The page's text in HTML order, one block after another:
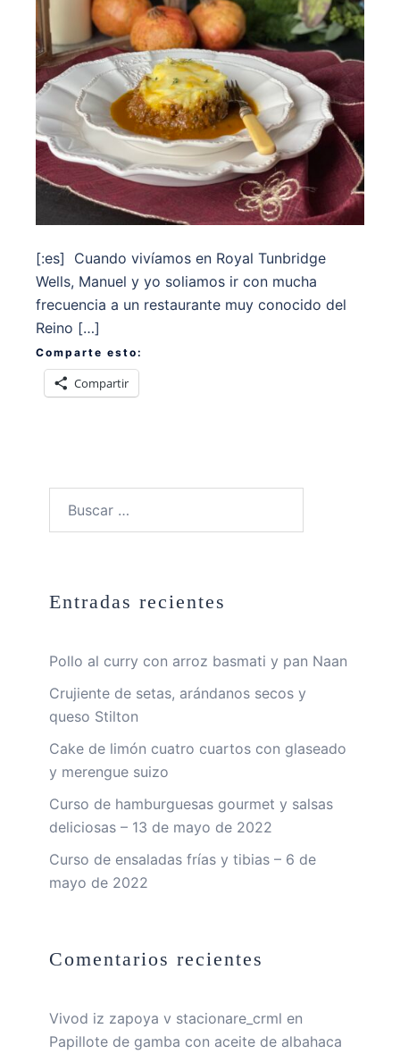
[:es] Cuando vivíamos en Royal Tunbridge
Wells, Manuel y yo soliamos ir con mucha
frecuencia a un restaurante muy conocido del
Reino […]
Comparte esto:
Compartir
Entradas recientes
Pollo al curry con arroz basmati y pan Naan
Crujiente de setas, arándanos secos y
queso Stilton
Cake de limón cuatro cuartos con glaseado
y merengue suizo
Curso de hamburguesas gourmet y salsas
deliciosas – 13 de mayo de 2022
Curso de ensaladas frías y tibias – 6 de
mayo de 2022
Comentarios recientes
Vivod iz zapoya v stacionare_crml en
Papillote de gamba con aceite de albahaca